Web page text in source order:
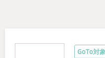
GoTo対